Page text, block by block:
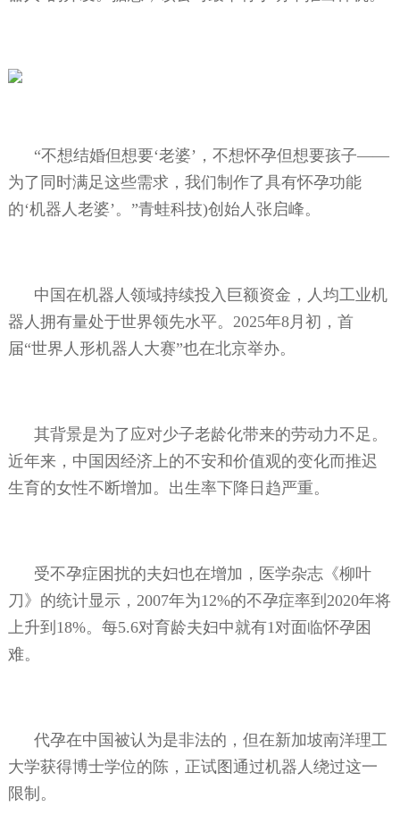
“不想结婚但想要‘老婆’，不想怀孕但想要孩子——
为了同时满足这些需求，我们制作了具有怀孕功能
的‘机器人老婆’。”青蛙科技)创始人张启峰。
中国在机器人领域持续投入巨额资金，人均工业机
器人拥有量处于世界领先水平。 2025年8月初，首
届“世界人形机器人大赛”也在北京举办。
其背景是为了应对少子老龄化带来的劳动力不足。
近年来，中国因经济上的不安和价值观的变化而推迟
生育的女性不断增加。出生率下降日趋严重。
受不孕症困扰的夫妇也在增加，医学杂志《柳叶
刀》的统计显示， 2007年为12%的不孕症率到 2020年将
上升到 18%。每5.6对育龄夫妇中就有1 对面临怀孕困
难。
代孕在中国被认为是非法的，但在新加坡南洋理工
大学获得博士学位的陈，正试图通过机器人绕过这一
限制。